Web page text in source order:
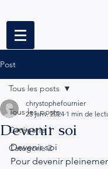
Post
Tous les posts
Catégorie 1
Catégorie 2
Tous les posts
Devenir soi
chrystophefournier
23 janv. 2024 1 min de
Devenir soi
Pour devenir